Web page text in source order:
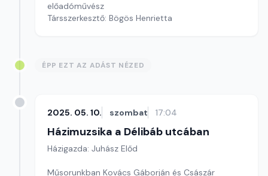
előadóművész
Társszerkesztő: Bögös Henrietta
ÉPP EZT AZ ADÁST NÉZED
2025. 05. 10. szombat 17:04
Házimuzsika a Délibáb utcában
Házigazda: Juhász Előd
Műsorunkban Kovács Gáborján és Császár